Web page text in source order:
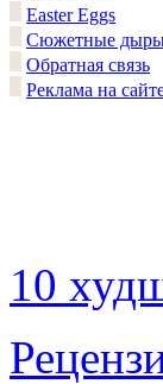
Easter Eggs
Сюжетные
Обратная связь
Реклама на
10